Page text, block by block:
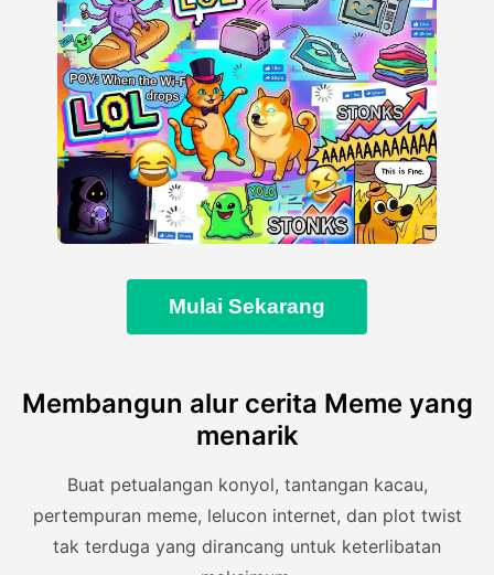
Mulai Sekarang
Membangun alur cerita Meme yang
menarik
Buat petualangan konyol, tantangan kacau,
pertempuran meme, lelucon internet, dan plot twist
tak terduga yang dirancang untuk keterlibatan